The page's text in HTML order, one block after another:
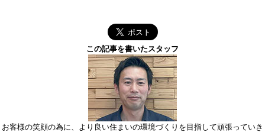
この記事を書いたスタッフ
お客様の笑顔の為に、より良い住まいの環境づくりを目指して頑張っていき